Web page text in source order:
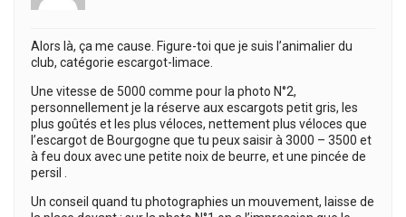
Alors là, ça me cause. Figure-toi que je suis l’animalier du
club, catégorie escargot-limace.
Une vitesse de 5000 comme pour la photo N°2,
personnellement je la réserve aux escargots petit gris, les
plus goûtés et les plus véloces, nettement plus véloces que
l’escargot de Bourgogne que tu peux saisir à 3000 – 3500 et
à feu doux avec une petite noix de beurre, et une pincée de
persil .
Un conseil quand tu photographies un mouvement, laisse de